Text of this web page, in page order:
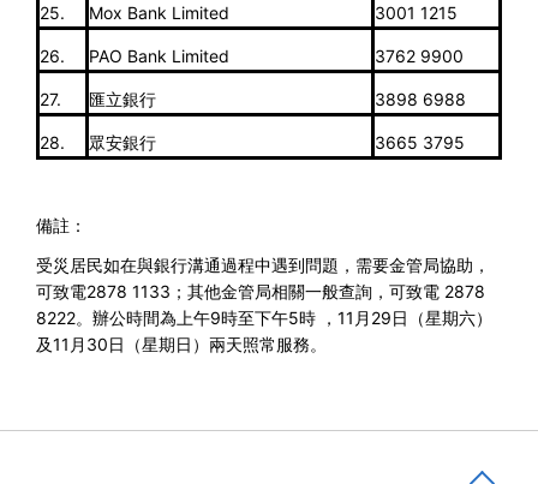
25. Mox Bank Limited 3001 1215
26. PAO Bank Limited 3762 9900
27. 匯立銀行 3898 6988
28. 眾安銀行 3665 3795
備註：
受災居民如在與銀行溝通過程中遇到問題，需要金管局協助，
可致電2878 1133 ；其他金管局相關一般查詢，可致電 2878
8222。辦公時間為上午9時至下午5時 ， 11 月 29日（星期六）
及11 月 30日（星期日）兩天照常服務。